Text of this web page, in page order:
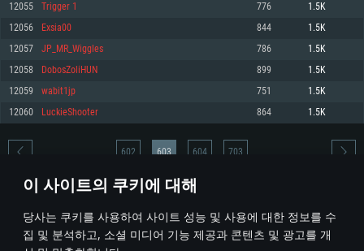
이 사이트의 쿠키에 대해
당사는 쿠키를 사용하여 사이트 성능 및 사용에 대한 정보를 수
집 및 분석하고, 소셜 미디어 기능 제공과 콘텐츠 및 광고를 개
권장 사양
570 혹은 그 이상
여유 저장 공간: 62.2 GB (전체 클라이언트)
권장 사양
네트워크: 브로드밴드 인터넷
여유 저장 공간: 62.2 GB (전체 클라이언트)
권장 사양
운영체제: Ubuntu 20.04 64bit
프로세서: Intel Core i7
메모리: 16 GB
그래픽 카드: Vulkan 을 지원하고, 최신 그래픽 드라이버를 지원하는 NVIDIA
1060 (6개월 미만) 혹은 그와 동급의 성능을 가지며 최신 그래픽 드라이버를
지원하는 AMD RX 570 (6개월 미만; 최소사양 지원 해상도 720p) 이상
여유 저장 공간: 62.2 GB (전체 클라이언트)
12055 Trigger 1 776 1.5K
12056 Exsia00 844 1.5K
12057 JP_MR_Wiggles 786 1.5K
12058 DobosZoliHUN 899 1.5K
12059 wabit1jp 751 1.5K
12060 LuckieShooter 864 1.5K
* 순위표는 매일 1회 갱신됩니다
602 603 604 703